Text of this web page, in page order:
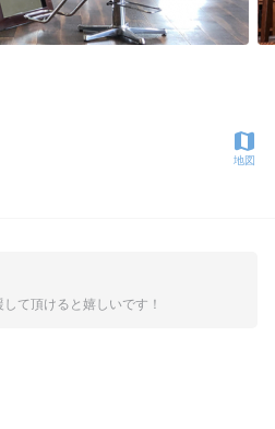
地図
て頂けると嬉しいです！